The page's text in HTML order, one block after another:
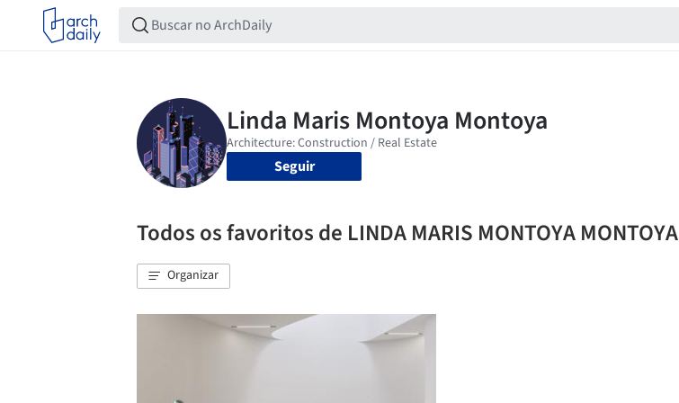
Seguir
Todos os favoritos de LINDA MARIS MONTOYA MONTOYA
Organizar